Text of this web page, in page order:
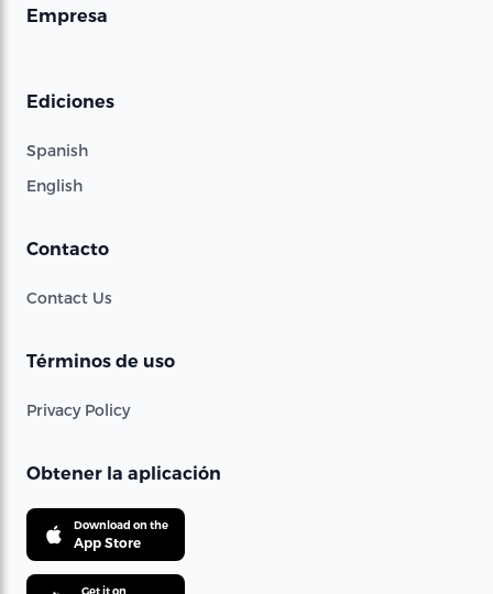
Empresa
Ediciones
Spanish
English
Contacto
Contact Us
Términos de uso
Privacy Policy
Obtener la aplicación
Download on the
App Store